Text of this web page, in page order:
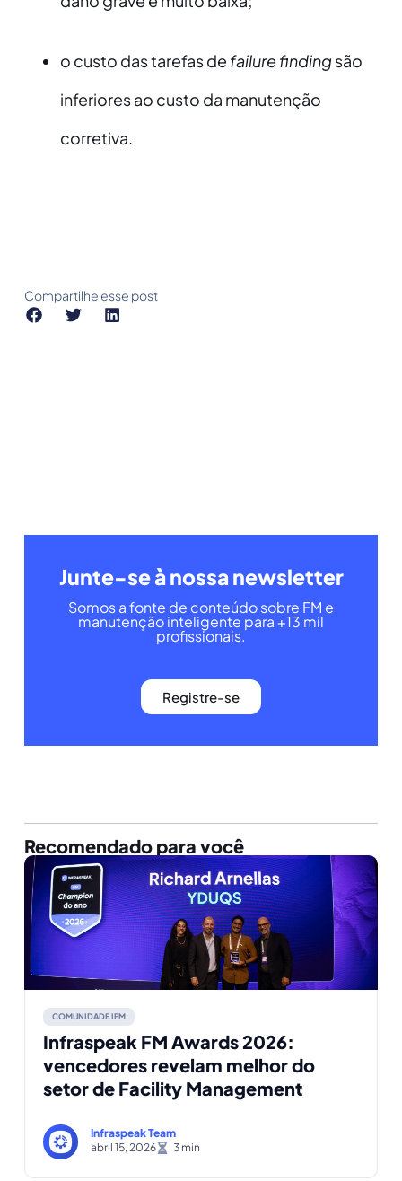
o custo das tarefas de failure findingsão
inferiores ao custo da manutenção
corretiva.
Compartilhe esse post
Junte-se à nossa newsletter
Somos a fonte de conteúdo sobre FM e
manutenção inteligente para +13 mil
profissionais.
Registre-se
Recomendado para você
COMUNIDADE IFM
Infraspeak FM Awards 2026:
vencedores revelam melhor do
setor de Facility Management
Infraspeak Team
abril 15, 2026